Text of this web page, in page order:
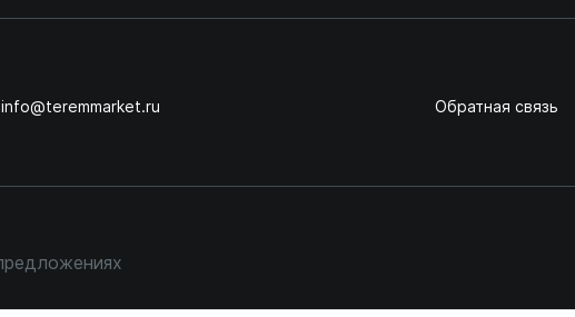
info@teremmarket.ru Обратная связь